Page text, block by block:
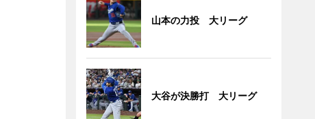
山本の力投 大リーグ
大谷が決勝打 大リーグ